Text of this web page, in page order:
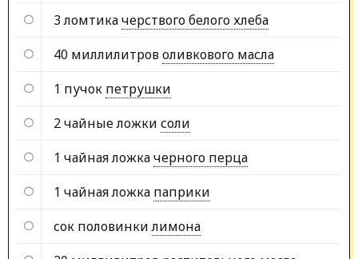
3 ломтикачерствого белого хлеба
40 миллилитроволивкового масла
1 пучок петрушки
2 чайные ложки соли
1 чайная ложкачерного перца
1 чайная ложка паприки
сок половинкилимона